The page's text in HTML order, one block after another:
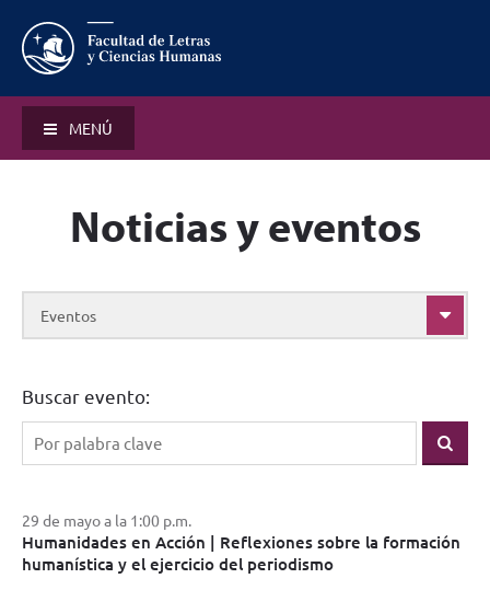
MENÚ
Noticias y eventos
Eventos
Buscar evento:
29 de mayo a la 1:00 p.m.
Humanidades en Acción | Reflexiones sobre la formación
humanística y el ejercicio del periodismo